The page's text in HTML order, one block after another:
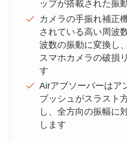
ップが搭載された振
カメラの手振れ補正
されている高い周波
波数の振動に変換し
スマホカメラの破損
す
Airアブソーバーはア
ブッシュがスラスト
し、全方向の振幅に
します